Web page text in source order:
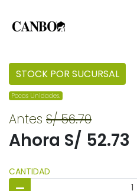
STOCK POR SUCURSAL
Pocas Unidades.
Antes S/ 56.70
Ahora S/ 52.73
CANTIDAD